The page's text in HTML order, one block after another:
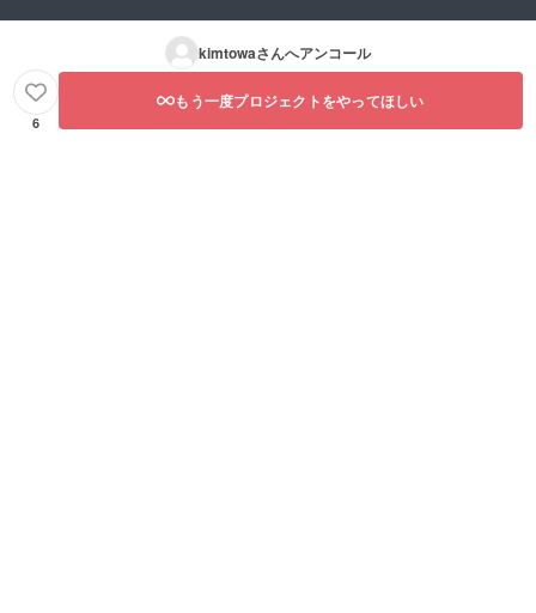
kimtowaさんへアンコール
6
もう一度プロジェクトをやってほしい